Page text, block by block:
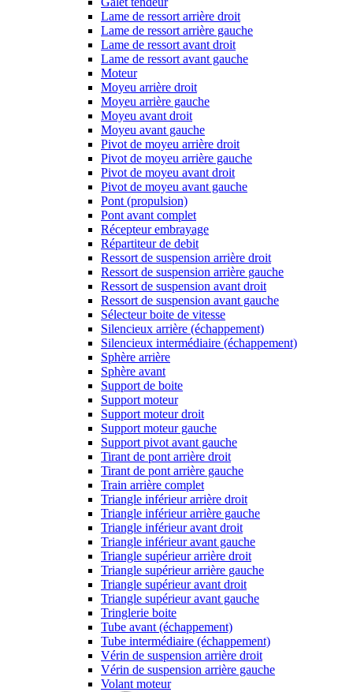
Lame de ressort arrière droit
Lame de ressort arrière gauche
Lame de ressort avant droit
Lame de ressort avant gauche
Moteur
Moyeu arrière droit
Moyeu arrière gauche
Moyeu avant droit
Moyeu avant gauche
Pivot de moyeu arrière droit
Pivot de moyeu arrière gauche
Pivot de moyeu avant droit
Pivot de moyeu avant gauche
Pont (propulsion)
Pont avant complet
Récepteur embrayage
Répartiteur de debit
Ressort de suspension arrière droit
Ressort de suspension arrière gauche
Ressort de suspension avant droit
Ressort de suspension avant gauche
Sélecteur boite de vitesse
Silencieux arrière (échappement)
Silencieux intermédiaire (échappement)
Sphère arrière
Sphère avant
Support de boite
Support moteur
Support moteur droit
Support moteur gauche
Support pivot avant gauche
Tirant de pont arrière droit
Tirant de pont arrière gauche
Train arrière complet
Triangle inférieur arrière droit
Triangle inférieur arrière gauche
Triangle inférieur avant droit
Triangle inférieur avant gauche
Triangle supérieur arrière droit
Triangle supérieur arrière gauche
Triangle supérieur avant droit
Triangle supérieur avant gauche
Tringlerie boite
Tube avant (échappement)
Tube intermédiaire (échappement)
Vérin de suspension arrière droit
Vérin de suspension arrière gauche
Volant moteur